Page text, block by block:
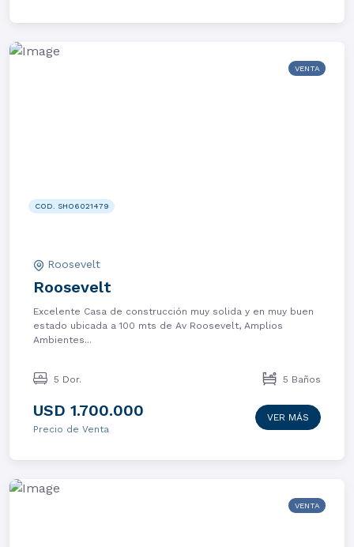
VENTA
COD. SHO6021479
Roosevelt
Roosevelt
Excelente Casa de construcción muy solida y en muy buen
estado ubicada a 100 mts de Av Roosevelt, Amplios
Ambientes...
5 Dor. 5 Baños
USD 1.700.000
Precio de Venta
VER MÁS
VENTA